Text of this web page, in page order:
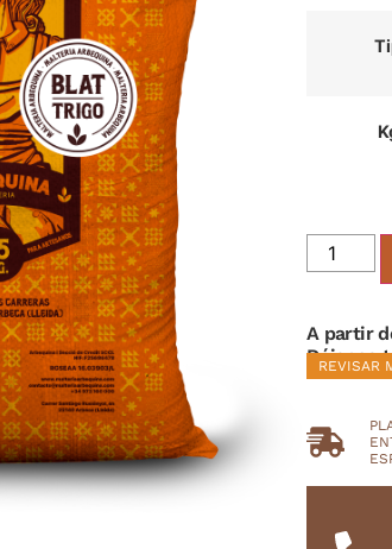
A partir
Déjanos
REVISAR